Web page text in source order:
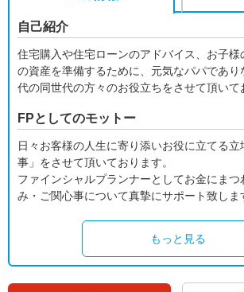
自己紹介
住宅購入や住宅ローンのアドバイス、お子様
の資産を準備するために、元気なパパであ
代の同世代の方々のお役立ちをさせて頂いて
FPとしてのモットー
日々お客様の人生に寄り添いお役に立てる
事」をさせて頂いております。
ファインシャルプランナーとしてお金にまつ
み・ご関心事について真摯にサポート致しま
もっと見る